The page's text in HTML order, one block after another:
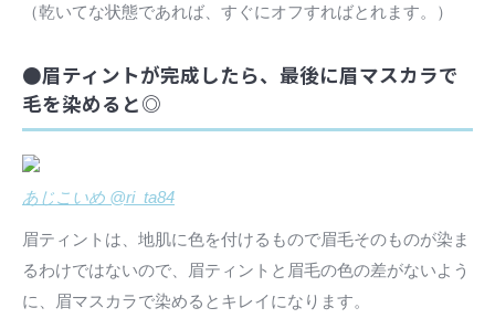
（乾いてな状態であれば、すぐにオフすればとれます。）
●眉ティントが完成したら、最後に眉マスカラで
毛を染めると◎
あじこいめ @ri_ta84
眉ティントは、地肌に色を付けるもので眉毛そのものが染ま
るわけではないので、眉ティントと眉毛の色の差がないよう
に、眉マスカラで染めるとキレイになります。